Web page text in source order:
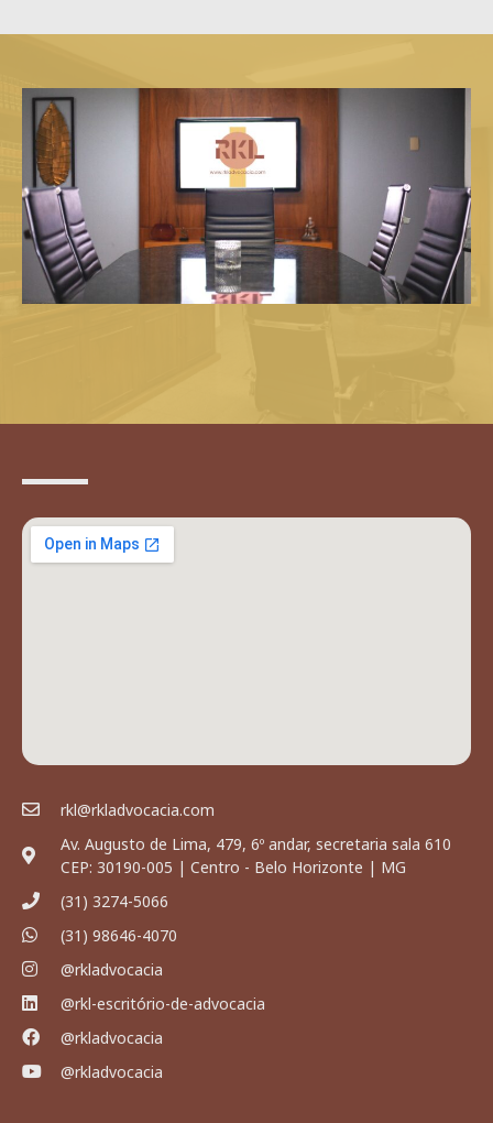
rkl@rkladvocacia.com
Av. Augusto de Lima, 479, 6º andar, secretaria sala 610
CEP: 30190-005 | Centro - Belo Horizonte | MG
(31) 3274-5066
(31) 98646-4070
@rkladvocacia
@rkl-escritório-de-advocacia
@rkladvocacia
@rkladvocacia